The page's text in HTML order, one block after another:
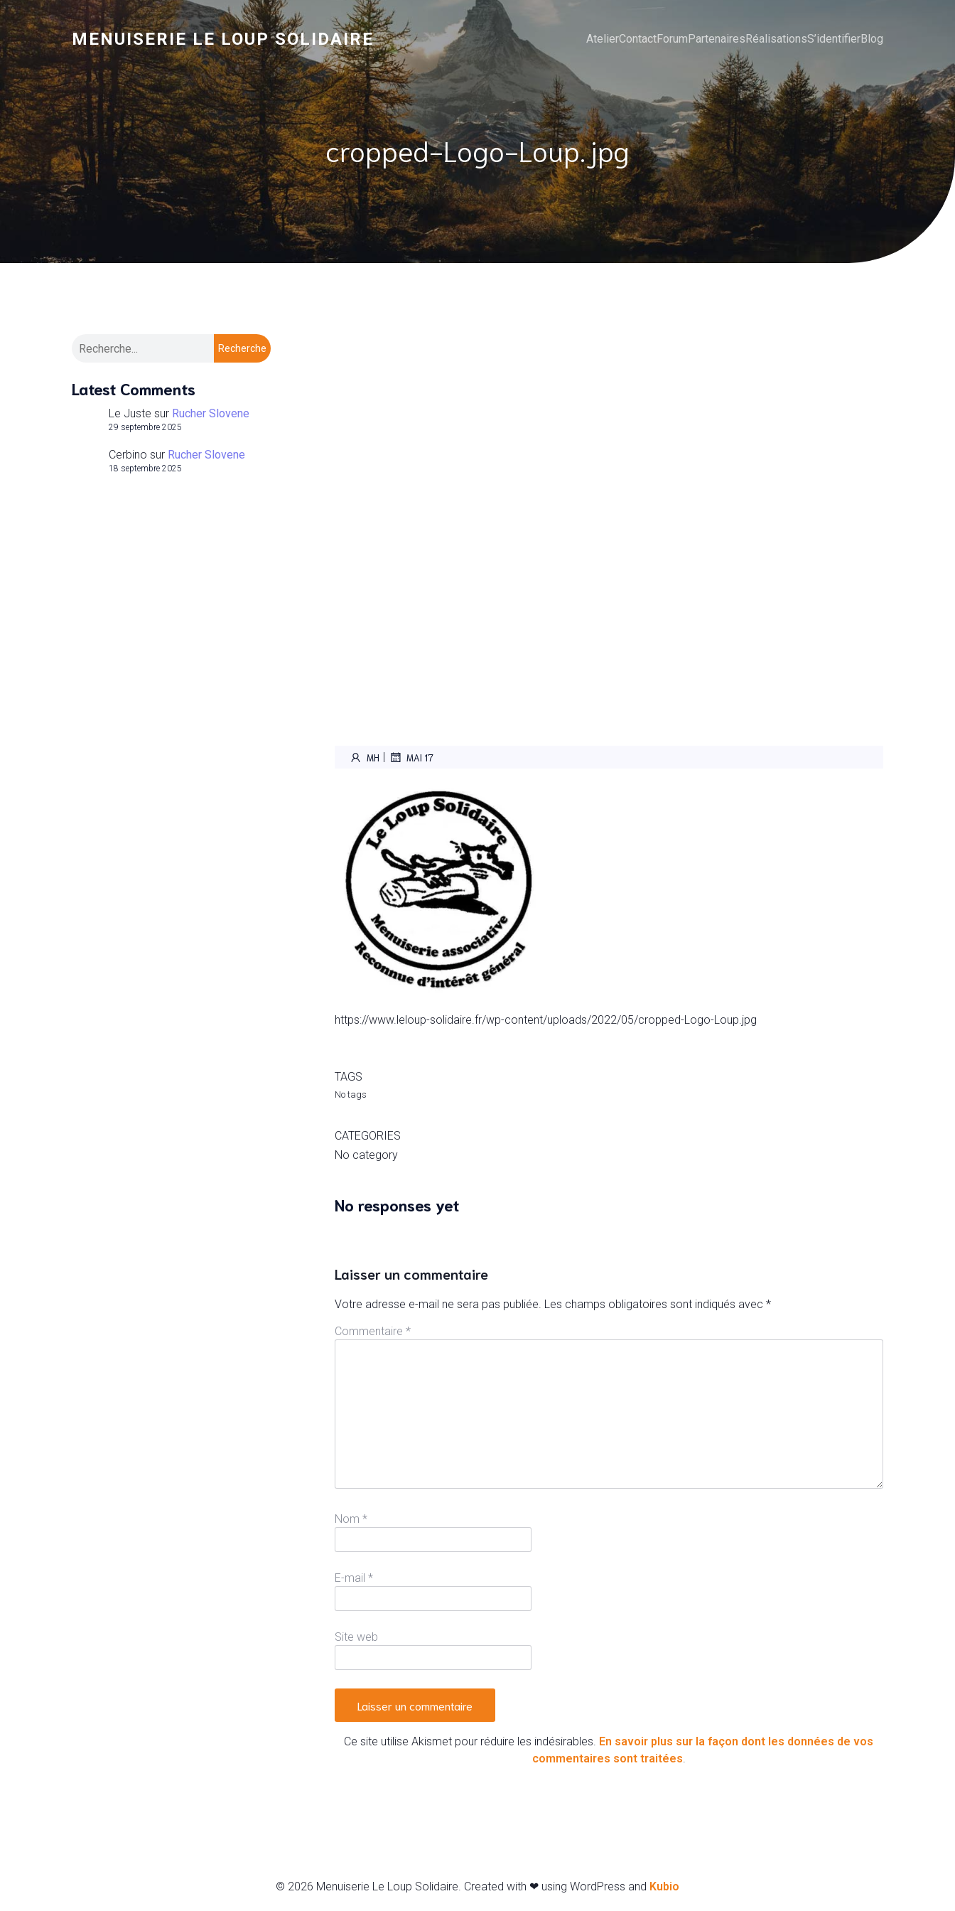
MENUISERIE LE LOUP SOLIDAIRE AtelierContactForumPartenairesRéalisationsS’identifierBlog
cropped-Logo-Loup.jpg
Recherche
Latest Comments
Le Juste sur Rucher Slovene
29 septembre 2025
Cerbino sur Rucher Slovene
18 septembre 2025
MH MAI 17
https://www.leloup-solidaire.fr/wp-content/uploads/2022/05/cropped-Logo-Loup.jpg
TAGS
No tags
CATEGORIES
No category
No responses yet
Laisser un commentaire
Votre adresse e-mail ne sera pas publiée. Les champs obligatoires sont indiqués avec *
Commentaire *
Nom *
E-mail *
Site web
Ce site utilise Akismet pour réduire les indésirables. En savoir plus sur la façon dont les données de vos
commentaires sont traitées.
© 2026 Menuiserie Le Loup Solidaire. Created with ❤ using WordPress and Kubio